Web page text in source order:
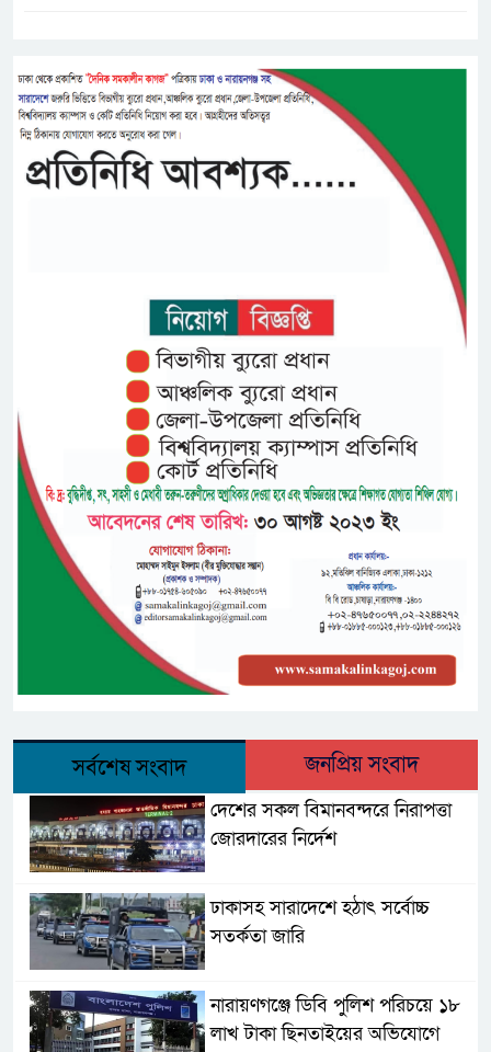
সর্বশেষ সংবাদ জনপ্রিয় সংবাদ
দেশের সকল বিমানবন্দরে নিরাপত্তা
জোরদারের নির্দেশ
ঢাকাসহ সারাদেশে হঠাৎ সর্বোচ্চ
সতর্কতা জা‌রি
নারায়ণগঞ্জে ডিবি পুলিশ পরিচয়ে ১৮
লাখ টাকা ছিনতাইয়ের অভিযোগে